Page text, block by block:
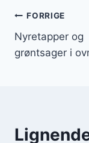
FORRIGE
Nyretapper og
grøntsager i